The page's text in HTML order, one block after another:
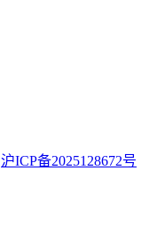
沪ICP备2025128672号